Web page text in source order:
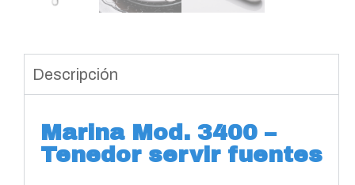
Descripción
Marina Mod. 3400 –
Tenedor servir fuentes